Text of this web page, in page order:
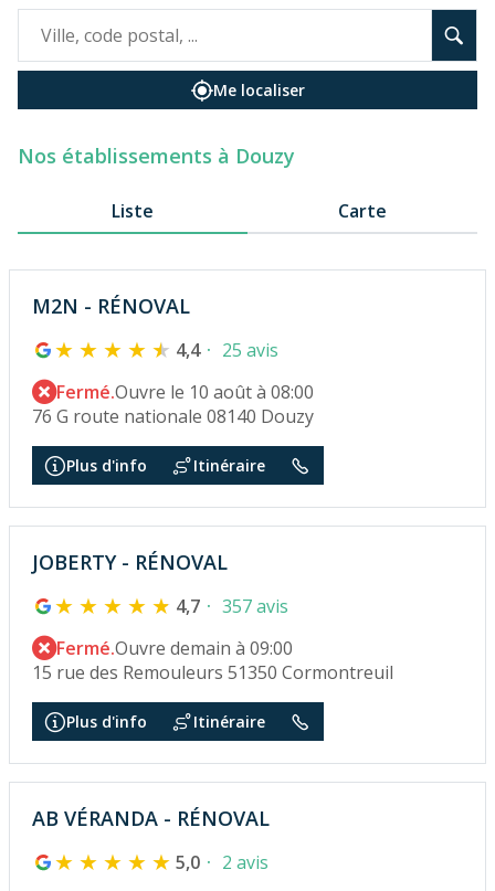
Me localiser
Nos établissements à Douzy
Liste Carte
M2N - RÉNOVAL
4,4
25 avis
Fermé.Ouvre le 10 août à 08:00
76 G route nationale 08140 Douzy
Plus d'info Itinéraire
JOBERTY - RÉNOVAL
4,7
357 avis
Fermé.Ouvre demain à 09:00
15 rue des Remouleurs 51350 Cormontreuil
Plus d'info Itinéraire
AB VÉRANDA - RÉNOVAL
5,0
2 avis